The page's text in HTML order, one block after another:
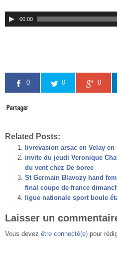
00:00
0 0 0
Related Posts:
livrevasion arsac en Velay
invite du jeudi Veronique
du vent chez De boree
St Germain Blavozy hand
final coupe de france
ligue nationale sport boule
Laisser un
Vous devez être connecté(e) pour